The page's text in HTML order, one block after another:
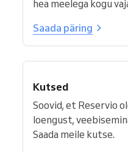
hea meelega kogu
Saada päring
Kutsed
Soovid, et Reservio
loengust,
Saada meile kutse.